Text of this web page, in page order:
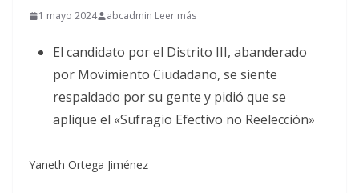
1 mayo 2024 abcadmin Leer más
El candidato por el Distrito III, abanderado
por Movimiento Ciudadano, se siente
respaldado por su gente y pidió que se
aplique el «Sufragio Efectivo no Reelección»
Yaneth Ortega Jiménez